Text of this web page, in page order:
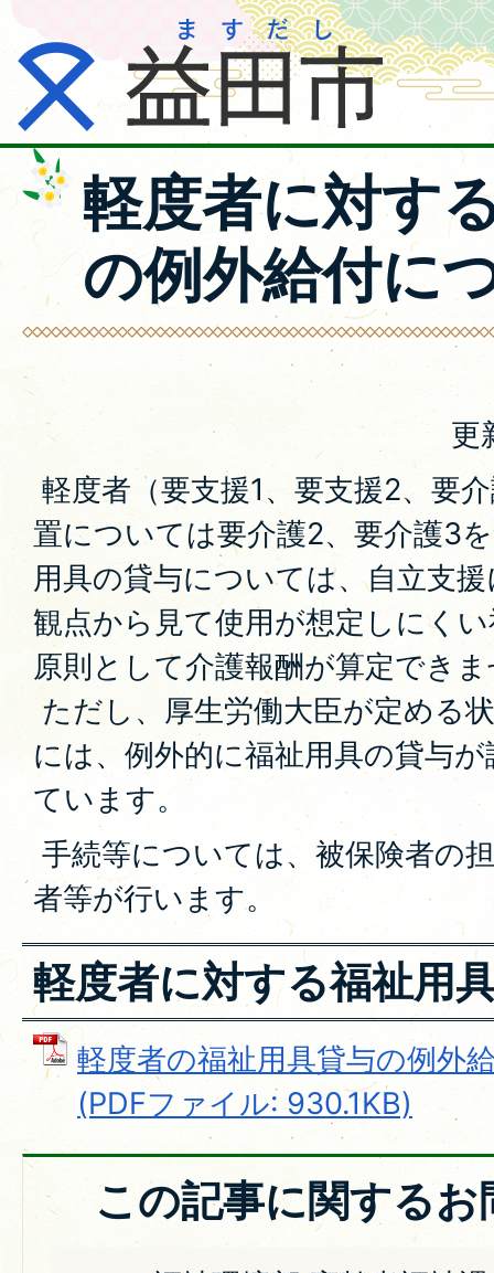
軽度者に対す
の例外給付に
更
軽度者（要支援1、要支援2、要
置については要介護2、要介護3
用具の貸与については、自立支
観点から見て使用が想定しにく
原則として介護報酬が算定でき
ただし、厚生労働大臣が定める
には、例外的に福祉用具の貸与
ています。
手続等については、被保険者の
者等が行います。
軽度者に対する福祉用
軽度者の福祉用具貸与の例外
(PDFファイル: 930.1KB)
この記事に関する